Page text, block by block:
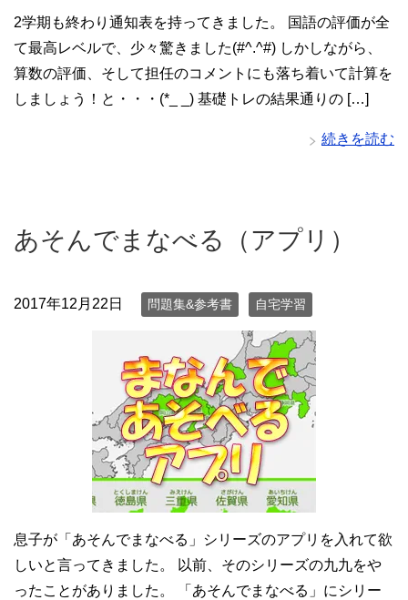
2学期も終わり通知表を持ってきました。 国語の評価が全
て最高レベルで、少々驚きました(#^.^#) しかしながら、
算数の評価、そして担任のコメントにも落ち着いて計算を
しましょう！と・・・(*_ _) 基礎トレの結果通りの […]
続きを読む
あそんでまなべる（アプリ）
2017年12月22日 問題集&参考書 自宅学習
息子が「あそんでまなべる」シリーズのアプリを入れて欲
しいと言ってきました。 以前、そのシリーズの九九をや
ったことがありました。 「あそんでまなべる」にシリー